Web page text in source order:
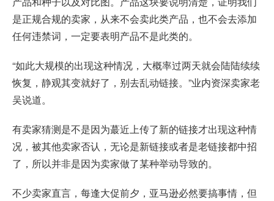
是正规合规的卖家，从来不会卖此类产品，也不会去添加
任何违禁词，一定要表明产品不是此类的。
“如此大规模的出现这种情况，大概率过两天就会陆陆续续
恢复，静观其变就好了，别去乱动链接。”业内资深卖家老
吴说道。
有卖家猜测是不是因为蕞近上传了新的链接才出现这种情
况，被其他卖家否认，无论是新链接或者是老链接都中招
了，所以并非是因为卖家做了某种举动导致的。
不少卖家直言，每逢大促前夕，亚马逊必然要搞事情，但